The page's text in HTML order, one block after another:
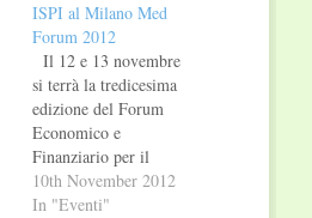
ISPI al Milano Med
Forum 2012
Il 12 e 13 novembre
si terrà la tredicesima
edizione del Forum
Economico e
Finanziario per il
Mediterraneo “Milano
Med Forum 2012”.
10th November 2012
In "Eventi"